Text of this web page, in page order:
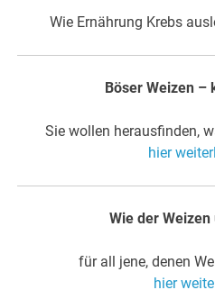
Wie Ernährung Krebs
Böser Weizen –
Sie wollen herausfinden,
hier
Wie der
für all jene, denen
hier